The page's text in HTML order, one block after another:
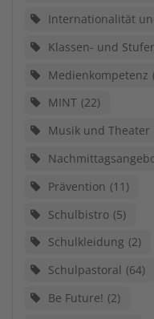
Internationalität
Klassen- und
Medienkompetenz
MINT 22
Musik und Theater
Prävention 11
Schulbistro 5
Schulkleidung 2
Schulpastoral
64
Be Future! 2